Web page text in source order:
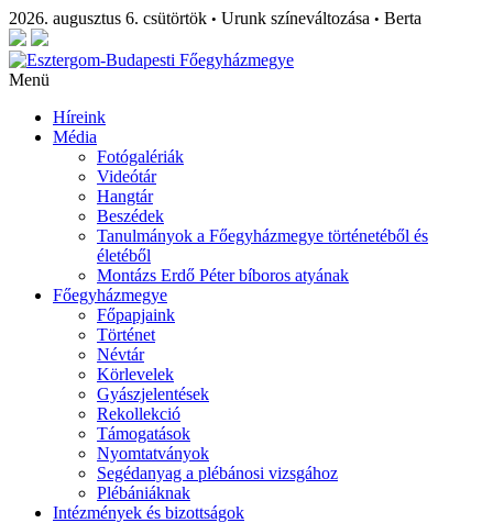
2026. augusztus 6. csütörtök • Urunk színeváltozása • Berta
Menü
Híreink
Média
Fotógalériák
Videótár
Hangtár
Beszédek
Tanulmányok a Főegyházmegye történetéből és
életéből
Montázs Erdő Péter bíboros atyának
Főegyházmegye
Főpapjaink
Történet
Névtár
Körlevelek
Gyászjelentések
Rekollekció
Támogatások
Nyomtatványok
Segédanyag a plébánosi vizsgához
Plébániáknak
Intézmények és bizottságok